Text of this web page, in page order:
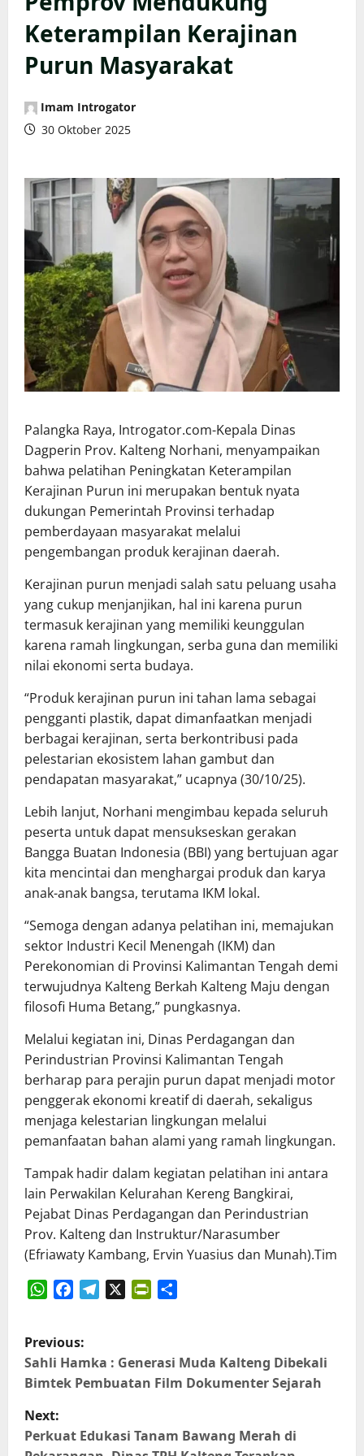
Keterampilan Kerajinan
Purun Masyarakat
Imam Introgator
30 Oktober 2025
Palangka Raya, Introgator.com-Kepala Dinas
Dagperin Prov. Kalteng Norhani, menyampaikan
bahwa pelatihan Peningkatan Keterampilan
Kerajinan Purun ini merupakan bentuk nyata
dukungan Pemerintah Provinsi terhadap
pemberdayaan masyarakat melalui
pengembangan produk kerajinan daerah.
Kerajinan purun menjadi salah satu peluang usaha
yang cukup menjanjikan, hal ini karena purun
termasuk kerajinan yang memiliki keunggulan
karena ramah lingkungan, serba guna dan memiliki
nilai ekonomi serta budaya.
“Produk kerajinan purun ini tahan lama sebagai
pengganti plastik, dapat dimanfaatkan menjadi
berbagai kerajinan, serta berkontribusi pada
pelestarian ekosistem lahan gambut dan
pendapatan masyarakat,” ucapnya (30/10/25).
Lebih lanjut, Norhani mengimbau kepada seluruh
peserta untuk dapat mensukseskan gerakan
Bangga Buatan Indonesia (BBI) yang bertujuan agar
kita mencintai dan menghargai produk dan karya
anak-anak bangsa, terutama IKM lokal.
“Semoga dengan adanya pelatihan ini, memajukan
sektor Industri Kecil Menengah (IKM) dan
Perekonomian di Provinsi Kalimantan Tengah demi
terwujudnya Kalteng Berkah Kalteng Maju dengan
filosofi Huma Betang,” pungkasnya.
Melalui kegiatan ini, Dinas Perdagangan dan
Perindustrian Provinsi Kalimantan Tengah
berharap para perajin purun dapat menjadi motor
penggerak ekonomi kreatif di daerah, sekaligus
menjaga kelestarian lingkungan melalui
pemanfaatan bahan alami yang ramah lingkungan.
Tampak hadir dalam kegiatan pelatihan ini antara
lain Perwakilan Kelurahan Kereng Bangkirai,
Pejabat Dinas Perdagangan dan Perindustrian
Prov. Kalteng dan Instruktur/Narasumber
(Efriawaty Kambang, Ervin Yuasius dan Munah).Tim
P
o
s
t
Previous:
Sahli Hamka : Generasi Muda Kalteng Dibekali
Bimtek Pembuatan Film Dokumenter Sejarah
Next:
Perkuat Edukasi Tanam Bawang Merah di